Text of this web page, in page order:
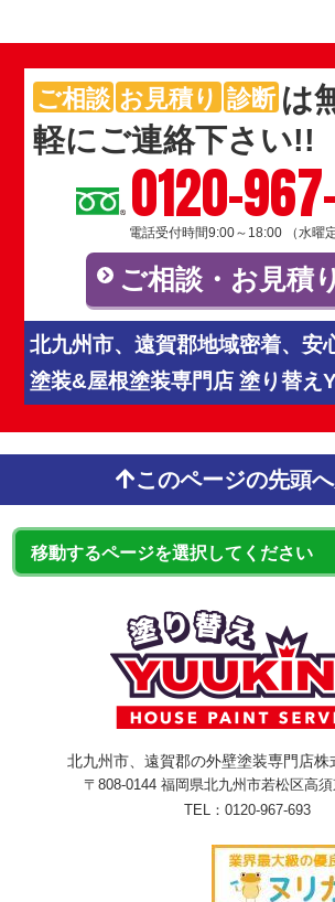
ご相談 お見積り 診断 は
軽にご連絡下さい!!
0120-
電話受付時間9:00～18:00 （水曜定
ご相談・お見積
北九州市、遠賀郡地域密着、安
塗装&屋根塗装専門店 塗り替え
このページの先頭
北九州市、遠賀郡の外壁塗装専門店株
〒808-0144 福岡県北九州市若松区高
TEL： 0120-967-693